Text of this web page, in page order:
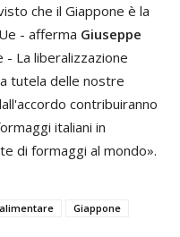
che il Giappone è la
- afferma Giuseppe
La liberalizzazione
tutela delle nostre
contribuiranno
italiani in
di formaggi al mondo».
Giappone